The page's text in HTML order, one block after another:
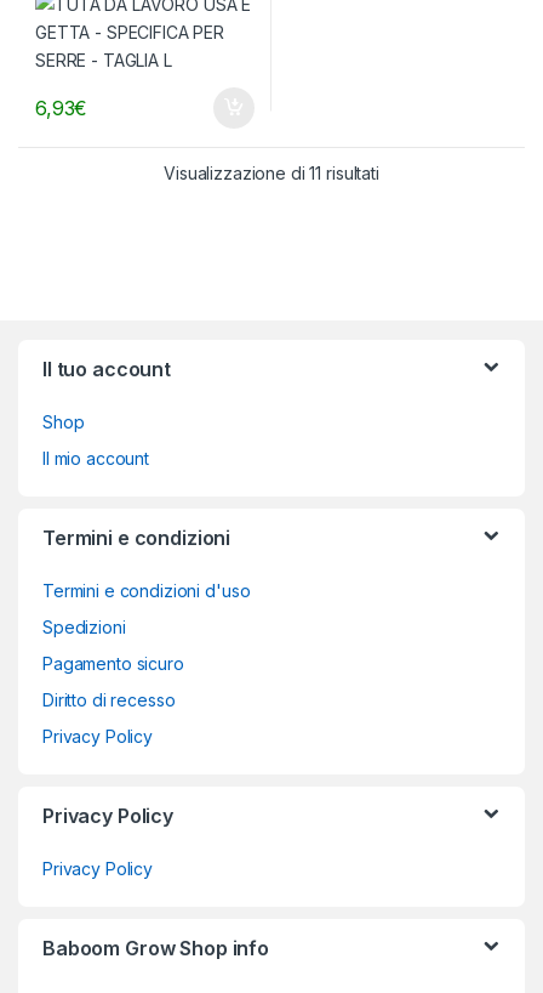
6,93€
Visualizzazione di 11 risultati
Il tuo account
Shop
Il mio account
Termini e condizioni
Termini e condizioni d'uso
Spedizioni
Pagamento sicuro
Diritto di recesso
Privacy Policy
Privacy Policy
Privacy Policy
Baboom Grow Shop info